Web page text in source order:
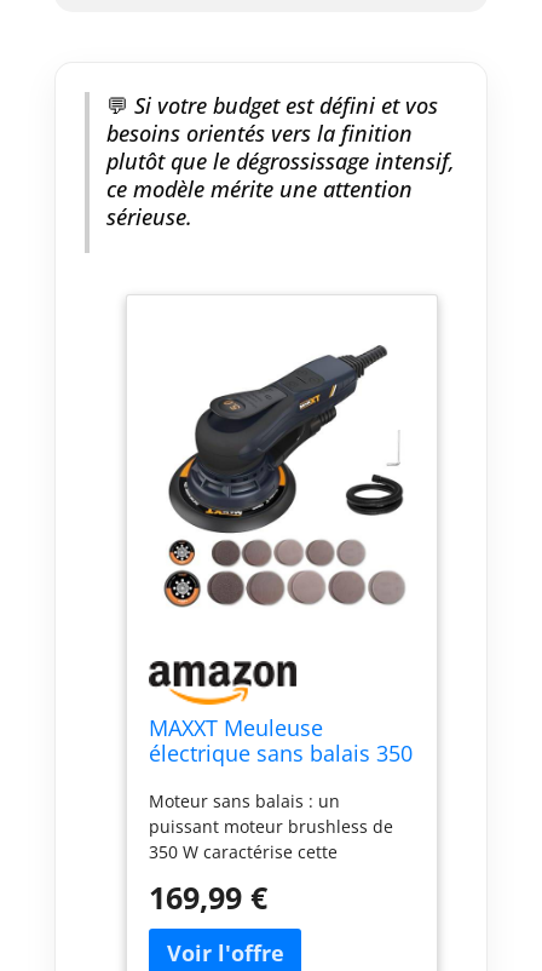
💬 Si votre budget est défini et vos
besoins orientés vers la finition
plutôt que le dégrossissage intensif,
ce modèle mérite une attention
sérieuse.
MAXXT Meuleuse
électrique sans balais 350
avec disques de 150 et
125 mm, fixation à trois
points, 4000-10000 tr/min
(6 niveaux), avec 20
feuilles abr
Moteur sans balais : un
puissant moteur brushless de
350 W caractérise cette
faibles vibrations permet un
travail sans fatigue pendant de
longues périodes, avec un faible
169,99 €